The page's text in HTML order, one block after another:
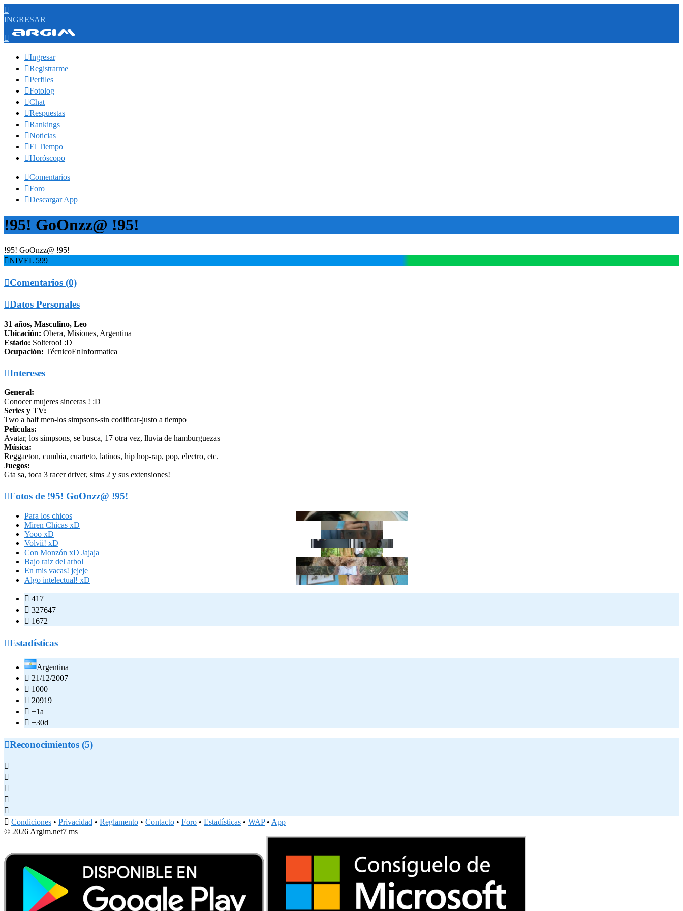

INGRESAR

Ingresar
Registrarme
Perfiles
Fotolog
Chat
Respuestas
Rankings
Noticias
El Tiempo
Horóscopo
Comentarios
Foro
Descargar App
!95! GoOnzz@ !95!
!95! GoOnzz@ !95!
NIVEL 599
Comentarios (0)
Datos Personales
31 años, Masculino, Leo
Ubicación: Obera, Misiones, Argentina
Estado: Solteroo! :D
Ocupación: TécnicoEnInformatica
Intereses
General:
Conocer mujeres sinceras ! :D
Series y TV:
Two a half men-los simpsons-sin codificar-justo a tiempo
Películas:
Avatar, los simpsons, se busca, 17 otra vez, lluvia de hamburguezas
Música:
Reggaeton, cumbia, cuarteto, latinos, hip hop-rap, pop, electro, etc.
Juegos:
Gta sa, toca 3 racer driver, sims 2 y sus extensiones!
Fotos de !95! GoOnzz@ !95!
Para los chicos
Miren Chicas xD
Yooo xD
Volvii! xD
Con Monzón xD Jajaja
Bajo raiz del arbol
En mis vacas! jejeje
Algo intelectual! xD
 417
 327647
 1672
Estadísticas
Argentina
 21/12/2007
 1000+
 20919
 +1a
 +30d
Reconocimientos (5)





 Condiciones • Privacidad • Reglamento • Contacto • Foro • Estadísticas • WAP• App
© 2026 Argim.net7 ms